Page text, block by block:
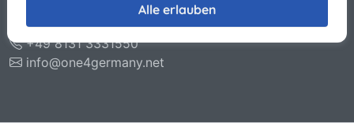
85221 Dachau
+49 8131 3331550
info@one4germany.net
Alle erlauben